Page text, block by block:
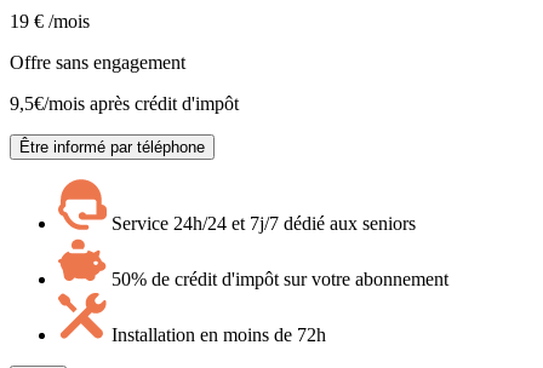
19 € /mois
Offre sans engagement
9,5€/mois après crédit d'impôt
Être informé par téléphone
Service 24h/24 et 7j/7 dédié aux seniors
50% de crédit d'impôt sur votre abonnement
Installation en moins de 72h